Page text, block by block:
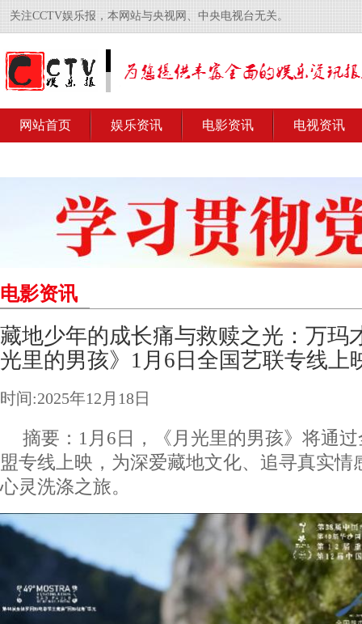
关注CCTV娱乐报，本网站与央视网、中央电视台无关。
网站首页 娱乐资讯 电影资讯 电视资讯
电影资讯
藏地少年的成长痛与救赎之光：万玛
光里的男孩》1月6日全国艺联专线上
时间:2025年12月18日
摘要：1月6日，《月光里的男孩》将通
盟专线上映，为深爱藏地文化、追寻真实情
心灵洗涤之旅。